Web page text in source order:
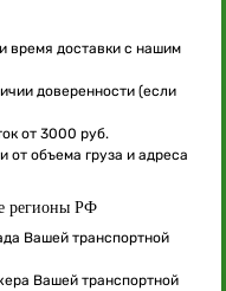
время доставки с нашим
доверенности (если
от 3000 руб.
от объема груза и адреса
регионы РФ
Вашей транспортной
Вашей транспортной